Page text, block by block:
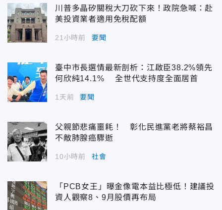
川普多晶矽關稅大刀砍下來！政院急喊：赴
美投資業者適用免稅配額
21小時前 要聞
臺中市長選情最新剖析：江啟臣38.2%領先
何欣純14.1% 全世代支持度全面居首
1天前 要聞
父親節悲痛噩耗！ 彰化民進黨老將蔡裕昌
不敵肺腺癌驟逝
10小時前 社會
「PCB女王」曝金像電本益比極低！建議投
資人觀察8、9月股價再布局